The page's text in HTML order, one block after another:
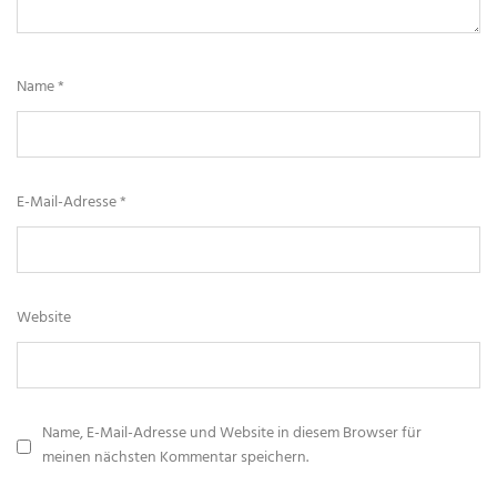
Name*
E-Mail-Adresse*
Website
Name, E-Mail-Adresse und Website in diesem Browser für
meinen nächsten Kommentar speichern.